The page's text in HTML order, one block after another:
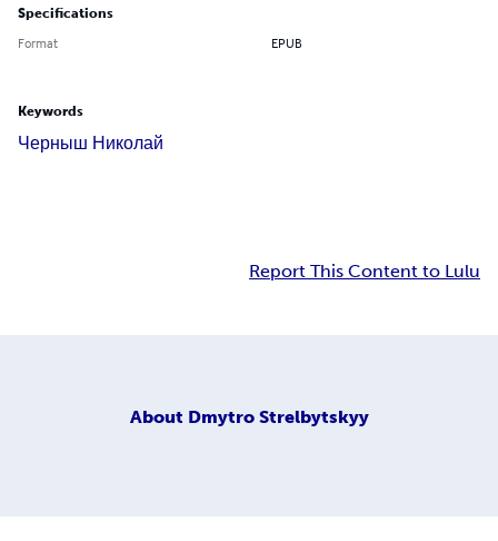
Specifications
Format EPUB
Keywords
Черныш Николай
Report This Content to Lulu
About Dmytro Strelbytskyy